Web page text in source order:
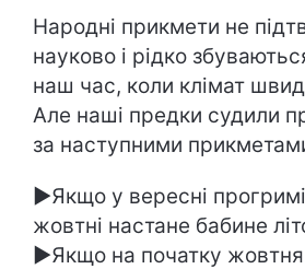
Народні прикмети не
науково і рідко
наш час, коли клімат
Але наші предки судили
за наступними
►Якщо у вересні
жовтні настане бабине
►Якщо на початку